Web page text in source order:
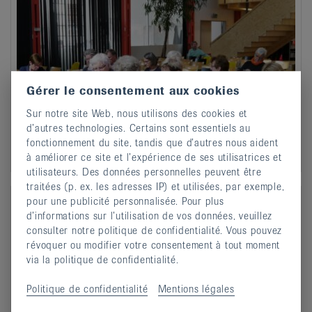
Gérer le consentement aux cookies
Sur notre site Web, nous utilisons des cookies et
d’autres technologies. Certains sont essentiels au
fonctionnement du site, tandis que d’autres nous aident
à améliorer ce site et l’expérience de ses utilisatrices et
utilisateurs. Des données personnelles peuvent être
traitées (p. ex. les adresses IP) et utilisées, par exemple,
pour une publicité personnalisée. Pour plus
d’informations sur l’utilisation de vos données, veuillez
consulter notre politique de confidentialité. Vous pouvez
révoquer ou modifier votre consentement à tout moment
via la politique de confidentialité.
Politique de confidentialité Mentions légales